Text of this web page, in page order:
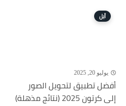
أبل
يوليو 20, 2025
أفضل تطبيق لتحويل الصور
إلى كرتون 2025 (نتائج مذهلة)